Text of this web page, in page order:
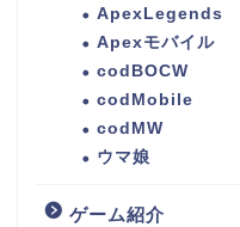
ApexLegends
Apexモバイル
codBOCW
codMobile
codMW
ウマ娘
ゲーム紹介